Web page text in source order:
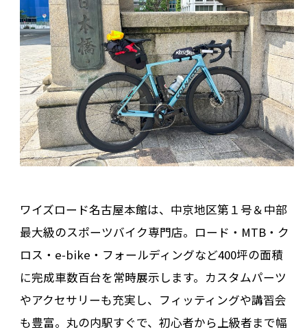
ワイズロード名古屋本館は、中京地区第１号＆中部
最大級のスポーツバイク専門店。ロード・MTB・ク
ロス・e‑bike・フォールディングなど400坪の面積
に完成車数百台を常時展示します。カスタムパーツ
やアクセサリーも充実し、フィッティングや講習会
も豊富。丸の内駅すぐで、初心者から上級者まで幅